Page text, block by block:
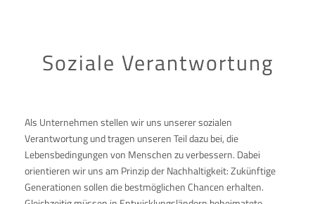
Soziale Verantwortung
Als Unternehmen stellen wir uns unserer sozialen
Verantwortung und tragen unseren Teil dazu bei, die
Lebensbedingungen von Menschen zu verbessern. Dabei
orientieren wir uns am Prinzip der Nachhaltigkeit: Zukünftige
Generationen sollen die bestmöglichen Chancen erhalten.